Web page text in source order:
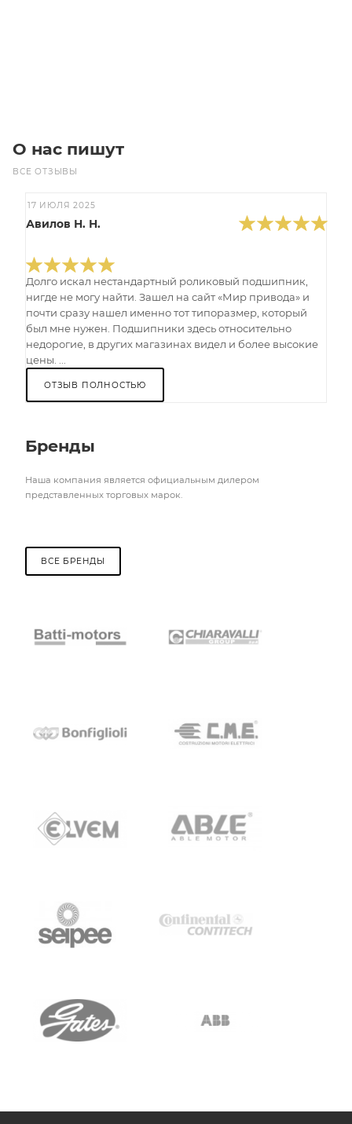
О нас пишут
ВСЕ ОТЗЫВЫ
17 ИЮЛЯ 2025
Авилов Н. Н.
Долго искал нестандартный роликовый подшипник,
нигде не могу найти. Зашел на сайт «Мир привода» и
почти сразу нашел именно тот типоразмер, который
был мне нужен. Подшипники здесь относительно
недорогие, в других магазинах видел и более высокие
цены. ...
ОТЗЫВ ПОЛНОСТЬЮ
Бренды
Наша компания является официальным дилером
представленных торговых марок.
ВСЕ БРЕНДЫ